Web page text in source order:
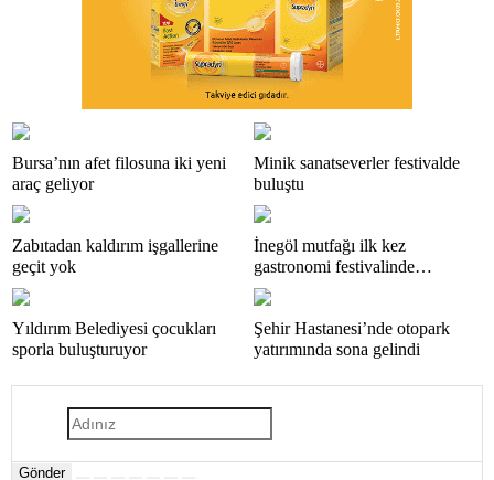
Bursa’nın afet filosuna iki yeni
araç geliyor
Minik sanatseverler festivalde
buluştu
Zabıtadan kaldırım işgallerine
geçit yok
İnegöl mutfağı ilk kez
gastronomi festivalinde
tanıtılacak
Yıldırım Belediyesi çocukları
sporla buluşturuyor
Şehir Hastanesi’nde otopark
yatırımında sona gelindi
Gönder